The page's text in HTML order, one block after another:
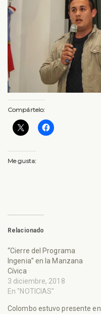
Compártelo:
Me gusta:
Relacionado
“Cierre del Programa
Ingenia” en la Manzana
Cívica
3 diciembre, 2018
En "NOTICIAS"
Colombo estuvo presente en